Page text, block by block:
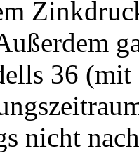
36
nicht